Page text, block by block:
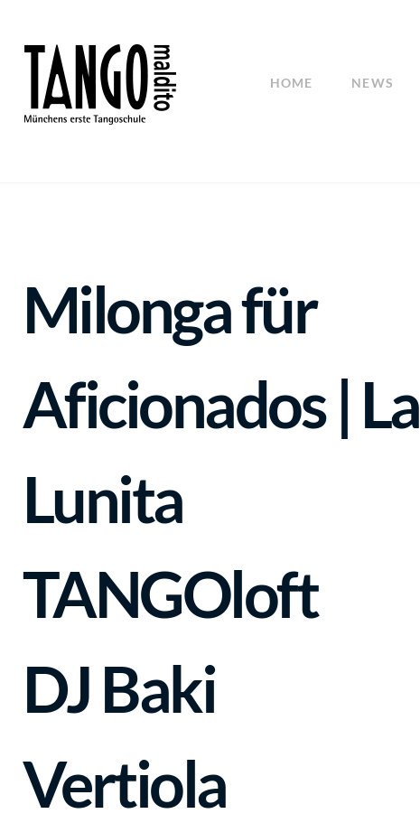
HOME NEWS
Milonga für
Aficionados | La
Lunita
TANGOloft
DJ Baki
Vertiola